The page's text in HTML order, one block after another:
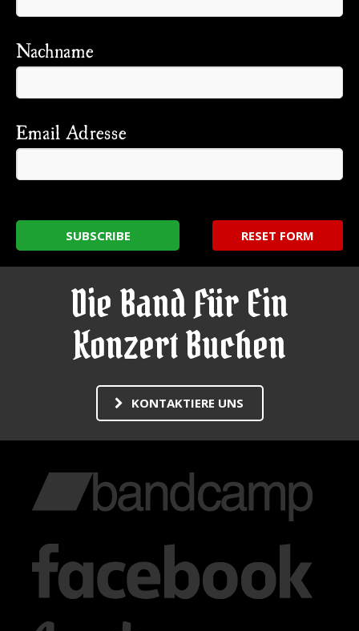
Nachname
Email Adresse
Die Band Für Ein
Konzert Buchen
KONTAKTIERE UNS